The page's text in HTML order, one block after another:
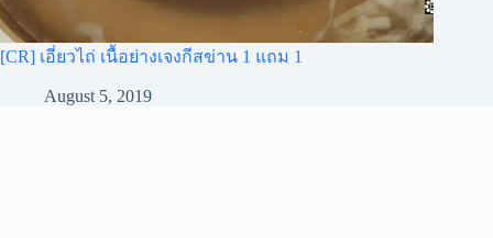
[CR] เอี่ยวไถ่ เนื้อย่างเจงกีสข่าน 1 แถม 1
August 5, 2019